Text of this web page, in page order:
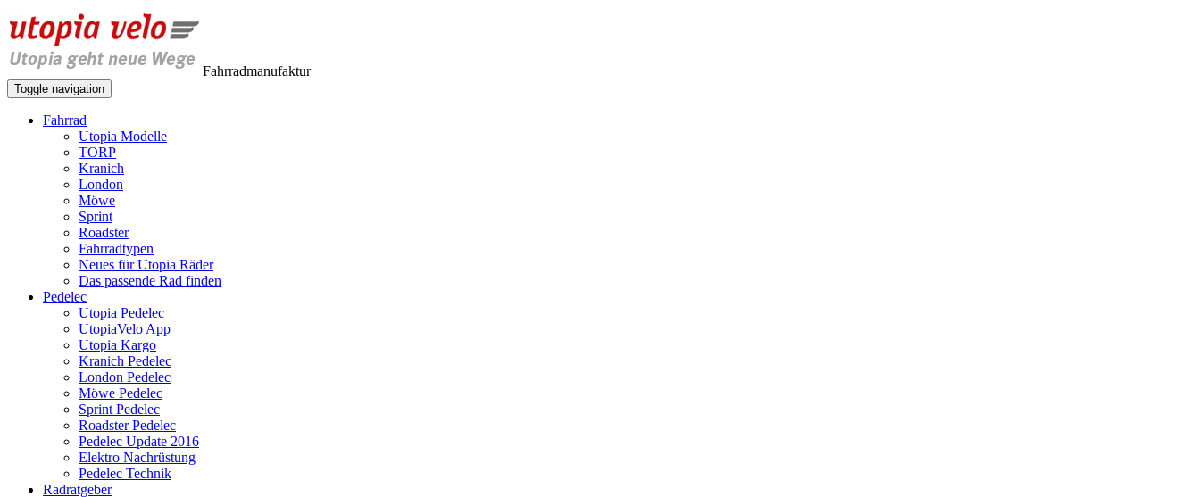
Fahrradmanufaktur
Toggle navigation
Fahrrad
Utopia Modelle
TORP
Kranich
London
Möwe
Sprint
Roadster
Fahrradtypen
Neues für Utopia Räder
Das passende Rad finden
Pedelec
Utopia Pedelec
UtopiaVelo App
Utopia Kargo
Kranich Pedelec
London Pedelec
Möwe Pedelec
Sprint Pedelec
Roadster Pedelec
Pedelec Update 2016
Elektro Nachrüstung
Pedelec Technik
Radratgeber